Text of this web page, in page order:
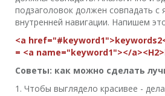
подзаголовок должен совпадать с
внутренней навигации. Напишем
<a
= <a name="keyword1"></
Советы: как можно сделать
1. Чтобы выглядело красивее -